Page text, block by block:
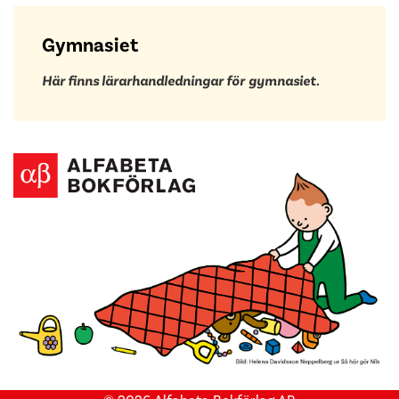
Gymnasiet
Här finns lärarhandledningar för gymnasiet.